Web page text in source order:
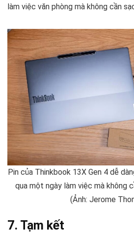
làm việc văn phòng mà không cần
Pin của Thinkbook 13X Gen 4 dễ
qua một ngày làm việc mà không
(Ảnh: Jerome
7. Tạm kết